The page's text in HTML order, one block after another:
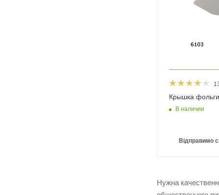
Крышка
В наличии
Відправимо
Нужна